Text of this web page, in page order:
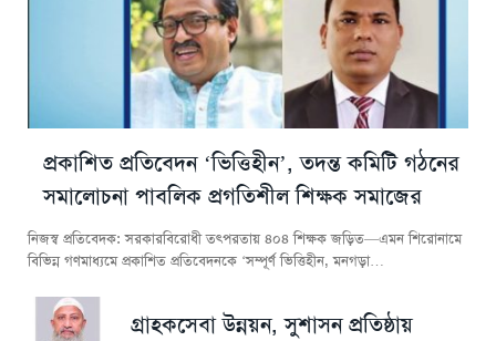
প্রকাশিত প্রতিবেদন ‘ভিত্তিহীন’, তদন্ত কমিটি গঠনের
সমালোচনা পাবলিক প্রগতিশীল শিক্ষক সমাজের
নিজস্ব প্রতিবেদক: সরকারবিরোধী তৎপরতায় ৪০৪ শিক্ষক জড়িত—এমন শিরোনামে
বিভিন্ন গণমাধ্যমে প্রকাশিত প্রতিবেদনকে ‘সম্পূর্ণ ভিত্তিহীন, মনগড়া…
গ্রাহকসেবা উন্নয়ন, সুশাসন প্রতিষ্ঠায়